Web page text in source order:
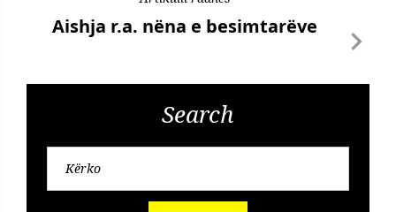
Aishja r.a. nëna e besimtarëve
Search